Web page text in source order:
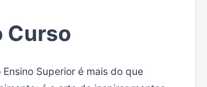
Curso
Superior é mais do que